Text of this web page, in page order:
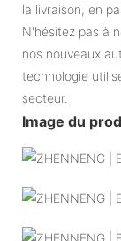
la livraison, en
N'hésitez pas à
nos nouveaux
technologie
secteur.
Image du